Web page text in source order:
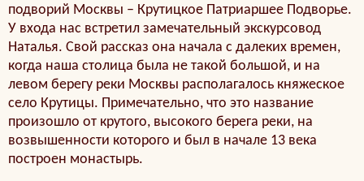
подворий Москвы – Крутицкое Патриаршее Подворье.
У входа нас встретил замечательный экскурсовод
Наталья. Свой рассказ она начала с далеких времен,
когда наша столица была не такой большой, и на
левом берегу реки Москвы располагалось княжеское
село Крутицы. Примечательно, что это название
произошло от крутого, высокого берега реки, на
возвышенности которого и был в начале 13 века
построен монастырь.